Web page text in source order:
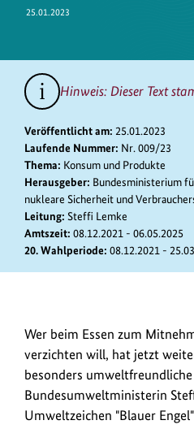
25.01.2023
Hinweis: Dieser Text
Veröffentlicht am: 25.01.2023
Laufende Nummer: Nr. 009/23
Thema: Konsum und Produkte
Herausgeber: Bundesministerium
nukleare Sicherheit und
Leitung: Steffi Lemke
Amtszeit: 08.12.2021 - 06.05.2025
20. Wahlperiode: 08.12.2021 -
Bundesumweltministerin
Steffi
Lemke
hat
das
Wer beim Essen zum
verzichten will, hat jetzt
besonders
Bundesumweltministerin
Umweltzeichen "Blauer